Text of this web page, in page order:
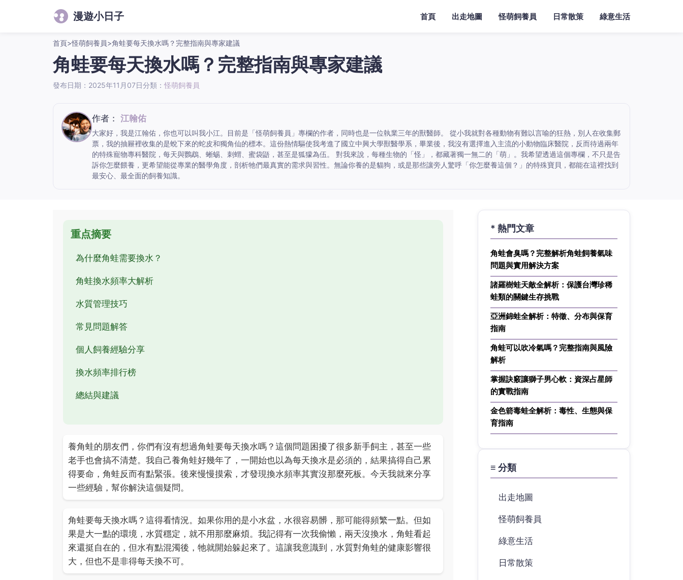
漫遊小日子 首頁 出走地圖 怪萌飼養員 日常散策 綠意生活
首頁>怪萌飼養員>角蛙要每天換水嗎？完整指南與專家建議
角蛙要每天換水嗎？完整指南與專家建議
發布日期：2025年11月07日分類： 怪萌飼養員
作者： 江翰佑
大家好，我是江翰佑，你也可以叫我小江。目前是「怪萌飼養員」專欄的作者，同時也是一位執業三年的獸醫師。 從小我就對各種動物有難以言喻的狂熱，別人在收集郵
票，我的抽屜裡收集的是蛻下來的蛇皮和獨角仙的標本。這份熱情驅使我考進了國立中興大學獸醫學系，畢業後，我沒有選擇進入主流的小動物臨床醫院，反而待過兩年
的特殊寵物專科醫院，每天與鸚鵡、蜥蜴、刺蝟、蜜袋鼯，甚至是狐獴為伍。 對我來說，每種生物的「怪」，都藏著獨一無二的「萌」。我希望透過這個專欄，不只是告
訴你怎麼餵養，更希望能從專業的醫學角度，剖析牠們最真實的需求與習性。無論你養的是貓狗，或是那些讓旁人驚呼「你怎麼養這個？」的特殊寶貝，都能在這裡找到
最安心、最全面的飼養知識。
重点摘要
為什麼角蛙需要換水？
角蛙換水頻率大解析
水質管理技巧
常見問題解答
個人飼養經驗分享
換水頻率排行榜
總結與建議
養角蛙的朋友們，你們有沒有想過角蛙要每天換水嗎？這個問題困擾了很多新手飼主，甚至一些
老手也會搞不清楚。我自己養角蛙好幾年了，一開始也以為每天換水是必須的，結果搞得自己累
得要命，角蛙反而有點緊張。後來慢慢摸索，才發現換水頻率其實沒那麼死板。今天我就來分享
一些經驗，幫你解決這個疑問。
角蛙要每天換水嗎？這得看情況。如果你用的是小水盆，水很容易髒，那可能得頻繁一點。但如
果是大一點的環境，水質穩定，就不用那麼麻煩。我記得有一次我偷懶，兩天沒換水，角蛙看起
來還挺自在的，但水有點混濁後，牠就開始躲起來了。這讓我意識到，水質對角蛙的健康影響很
大，但也不是非得每天換不可。
* 熱門文章
角蛙會臭嗎？完整解析角蛙飼養氣味
問題與實用解決方案
諸羅樹蛙天敵全解析：保護台灣珍稀
蛙類的關鍵生存挑戰
亞洲錦蛙全解析：特徵、分布與保育
指南
角蛙可以吹冷氣嗎？完整指南與風險
解析
掌握訣竅讓獅子男心軟：資深占星師
的實戰指南
金色箭毒蛙全解析：毒性、生態與保
育指南
≡ 分類
出走地圖
怪萌飼養員
綠意生活
日常散策